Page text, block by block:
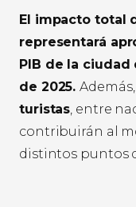
El impacto total
representará
PIB de la
de 2025.
turistas, entre
contribuirán al
distintos puntos